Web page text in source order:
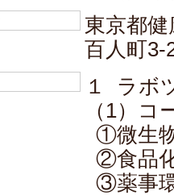
東京都
百人町3-
１ ラボ
（1）コ
①微生
②食品
③薬事